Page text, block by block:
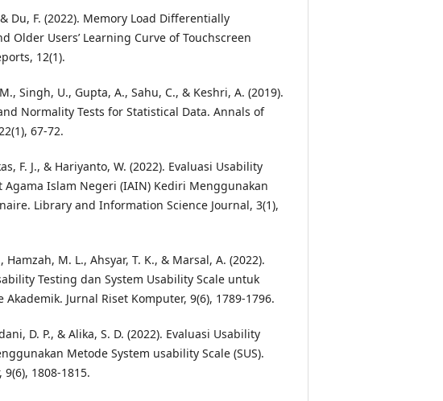
Du, F. (2022). Memory Load Differentially
Older Users’ Learning Curve of Touchscreen
12(1).
Singh, U., Gupta, A., Sahu, C., & Keshri, A. (2019).
Normality Tests for Statistical Data. Annals of
67-72.
F. J., & Hariyanto, W. (2022). Evaluasi Usability
Agama Islam Negeri (IAIN) Kediri Menggunakan
Library and Information Science Journal, 3(1),
Hamzah, M. L., Ahsyar, T. K., & Marsal, A. (2022).
Testing dan System Usability Scale untuk
Jurnal Riset Komputer, 9(6), 1789-1796.
D. P., & Alika, S. D. (2022). Evaluasi Usability
Metode System usability Scale (SUS).
1808-1815.